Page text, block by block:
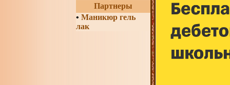
Партнеры
• Маникюр гель
лак